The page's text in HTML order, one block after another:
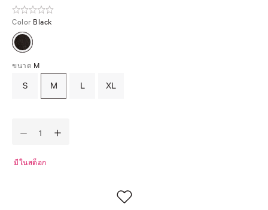
Color Black
ขนาด M
S M L XL
มีในสต็อก